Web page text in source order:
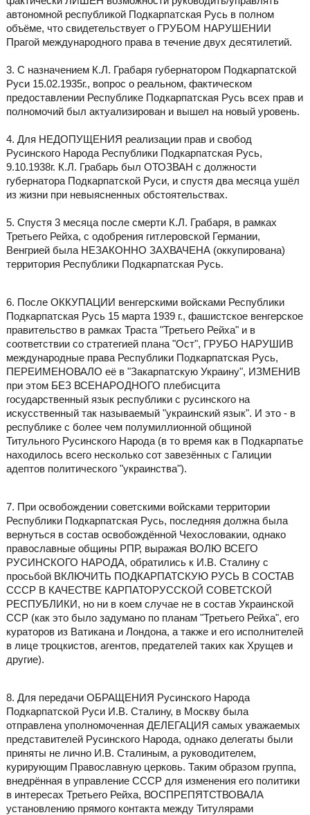
автономной республикой Подкарпатская Русь в полном
объёме, что свидетельствует о ГРУБОМ НАРУШЕНИИ
Прагой международного права в течение двух десятилетий.
3. С назначением К.Л. Грабаря губернатором Подкарпатской
Руси 15.02.1935г., вопрос о реальном, фактическом
предоставлении Республике Подкарпатская Русь всех прав и
полномочий был актуализирован и вышел на новый уровень.
4. Для НЕДОПУЩЕНИЯ реализации прав и свобод
Русинского Народа Республики Подкарпатская Русь,
9.10.1938г. К.Л. Грабарь был ОТОЗВАН с должности
губернатора Подкарпатской Руси, и спустя два месяца ушёл
из жизни при невыясненных обстоятельствах.
5. Спустя 3 месяца после смерти К.Л. Грабаря, в рамках
Третьего Рейха, с одобрения гитлеровской Германии,
Венгрией была НЕЗАКОННО ЗАХВАЧЕНА (оккупирована)
территория Республики Подкарпатская Русь.
6. После ОККУПАЦИИ венгерскими войсками Республики
Подкарпатская Русь 15 марта 1939 г., фашистское венгерское
правительство в рамках Траста "Третьего Рейха" и в
соответствии со стратегией плана "Ост", ГРУБО НАРУШИВ
международные права Республики Подкарпатская Русь,
ПЕРЕИМЕНОВАЛО её в "Закарпатскую Украину", ИЗМЕНИВ
при этом БЕЗ ВСЕНАРОДНОГО плебисцита
государственный язык республики с русинского на
искусственный так называемый "украинский язык". И это - в
республике с более чем полумиллионной общиной
Титульного Русинского Народа (в то время как в Подкарпатье
находилось всего несколько сот завезённых с Галиции
адептов политического "украинства").
7. При освобождении советскими войсками территории
Республики Подкарпатская Русь, последняя должна была
вернуться в состав освобождённой Чехословакии, однако
православные общины РПР, выражая ВОЛЮ ВСЕГО
РУСИНСКОГО НАРОДА, обратились к И.В. Сталину с
просьбой ВКЛЮЧИТЬ ПОДКАРПАТСКУЮ РУСЬ В СОСТАВ
СССР В КАЧЕСТВЕ КАРПАТОРУССКОЙ СОВЕТСКОЙ
РЕСПУБЛИКИ, но ни в коем случае не в состав Украинской
ССР (как это было задумано по планам "Третьего Рейха", его
кураторов из Ватикана и Лондона, а также и его исполнителей
в лице троцкистов, агентов, предателей таких как Хрущев и
другие).
8. Для передачи ОБРАЩЕНИЯ Русинского Народа
Подкарпатской Руси И.В. Сталину, в Москву была
отправлена уполномоченная ДЕЛЕГАЦИЯ самых уважаемых
представителей Русинского Народа, однако делегаты были
приняты не лично И.В. Сталиным, а руководителем,
курирующим Православную церковь. Таким образом группа,
внедрённая в управление СССР для изменения его политики
в интересах Третьего Рейха, ВОСПРЕПЯТСТВОВАЛА
установлению прямого контакта между Титулярами